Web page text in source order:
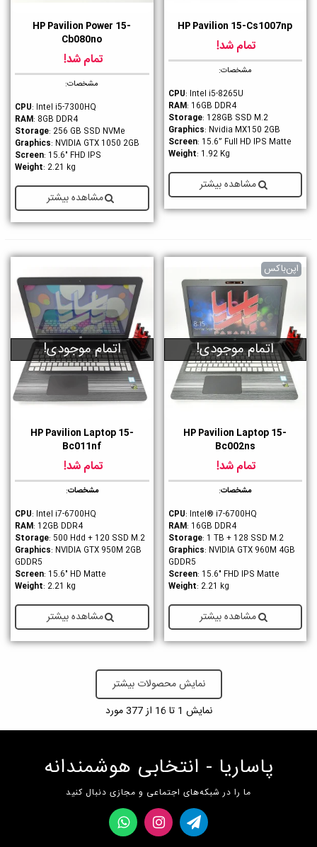
HP Pavilion 15-Cs1007np
تمام شد!
مشخصات:
CPU: Intel i5-8265U
RAM: 16GB DDR4
Storage: 128GB SSD M.2
Graphics: Nvidia MX150 2GB
Screen: 15.6” Full HD IPS Matte
Weight: 1.92 Kg
مشاهده بیشتر
HP Pavilion Power 15-
Cb080no
تمام شد!
مشخصات:
CPU: Intel i5-7300HQ
RAM: 8GB DDR4
Storage: 256 GB SSD NVMe
Graphics: NVIDIA GTX 1050 2GB
Screen: 15.6" FHD IPS
Weight: 2.21 kg
مشاهده بیشتر
اپن‌باکس
اتمام موجودی!
HP Pavilion Laptop 15-
Bc002ns
تمام شد!
مشخصات:
CPU: Intel® i7-6700HQ
RAM: 16GB DDR4
Storage: 1 TB + 128 SSD M.2
Graphics: NVIDIA GTX 960M 4GB
GDDR5
Screen: 15.6" FHD IPS Matte
Weight: 2.21 kg
مشاهده بیشتر
اتمام موجودی!
HP Pavilion Laptop 15-
Bc011nf
تمام شد!
مشخصات:
CPU: Intel i7-6700HQ
RAM: 12GB DDR4
Storage: 500 Hdd + 120 SSD M.2
Graphics: NVIDIA GTX 950M 2GB
GDDR5
Screen: 15.6" HD Matte
Weight: 2.21 kg
مشاهده بیشتر
نمایش محصولات بیشتر
نمایش 1 تا 16 از 377 مورد
پاساریا - انتخابی هوشمندانه
ما را در شبکه‌های اجتماعی و مجازی دنبال کنید